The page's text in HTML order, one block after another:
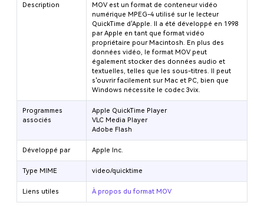
Description
MOV est un format de conteneur vidéo
numérique MPEG-4 utilisé sur le lecteur
QuickTime d'Apple. Il a été développé en 1998
par Apple en tant que format vidéo
propriétaire pour Macintosh. En plus des
données vidéo, le format MOV peut
également stocker des données audio et
textuelles, telles que les sous-titres. Il peut
s'ouvrir facilement sur Mac et PC, bien que
Windows nécessite le codec 3vix.
Programmes
associés
Apple QuickTime Player
VLC Media Player
Adobe Flash
Développé par Apple Inc.
Type MIME video/quicktime
Liens utiles À propos du format MOV